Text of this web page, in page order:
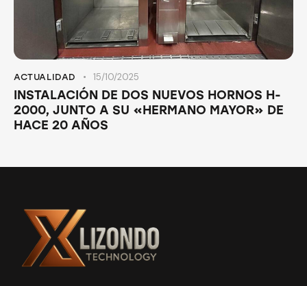
ACTUALIDAD 15/10/2025
INSTALACIÓN DE DOS NUEVOS HORNOS H-
2000, JUNTO A SU «HERMANO MAYOR» DE
HACE 20 AÑOS